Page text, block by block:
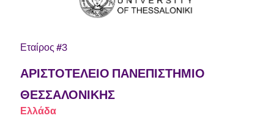
Εταίρος #3
ΑΡΙΣΤΟΤΕΛΕΙΟ ΠΑΝΕΠΙΣΤΗΜΙΟ
ΘΕΣΣΑΛΟΝΙΚΗΣ
Ελλάδα